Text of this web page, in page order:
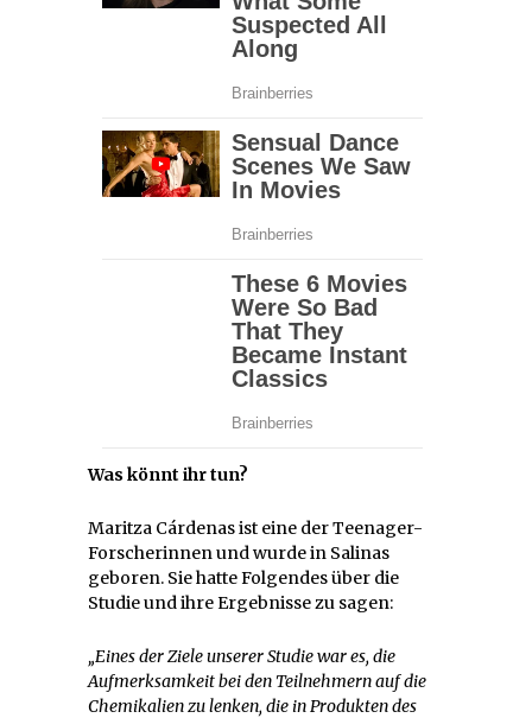
Was könnt ihr tun?
Maritza Cárdenas ist eine der Teenager-
Forscherinnen und wurde in Salinas
geboren. Sie hatte Folgendes über die
Studie und ihre Ergebnisse zu sagen:
„Eines der Ziele unserer Studie war es, die
Aufmerksamkeit bei den Teilnehmern auf die
Chemikalien zu lenken, die in Produkten des